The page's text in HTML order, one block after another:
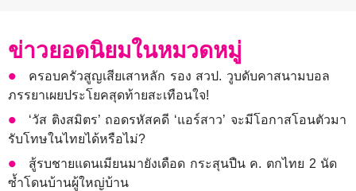
ข่าวยอดนิยมในหมวดหมู่
ครอบครัวสูญเสียเสาหลัก รอง สวป. วูบดับคาสนามบอล
ภรรยาเผยประโยคสุดท้ายสะเทือนใจ!
‘วัส ติงสมิตร’ ถอดรหัสคดี ‘แอร์สาว’ จะมีโอกาสโอนตัวมา
รับโทษในไทยได้หรือไม่?
สู้รบชายแดนเมียนมายังเดือด กระสุนปืน ค. ตกไทย 2 นัด
ซ้ำโดนบ้านผู้ใหญ่บ้าน